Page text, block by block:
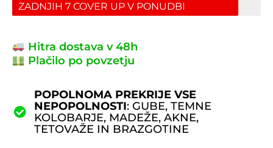
ZADNJIH 7 COVER UP V PONUDBI
Hitra dostava v 48h
Plačilo po povzetju
POPOLNOMA PREKRIJE VSE
NEPOPOLNOSTI: GUBE, TEMNE
KOLOBARJE, MADEŽE, AKNE,
TETOVAŽE IN BRAZGOTINE